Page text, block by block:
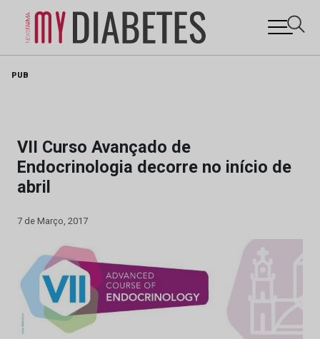
PUB
VII Curso Avançado de
Endocrinologia decorre no início de
abril
7 de Março, 2017